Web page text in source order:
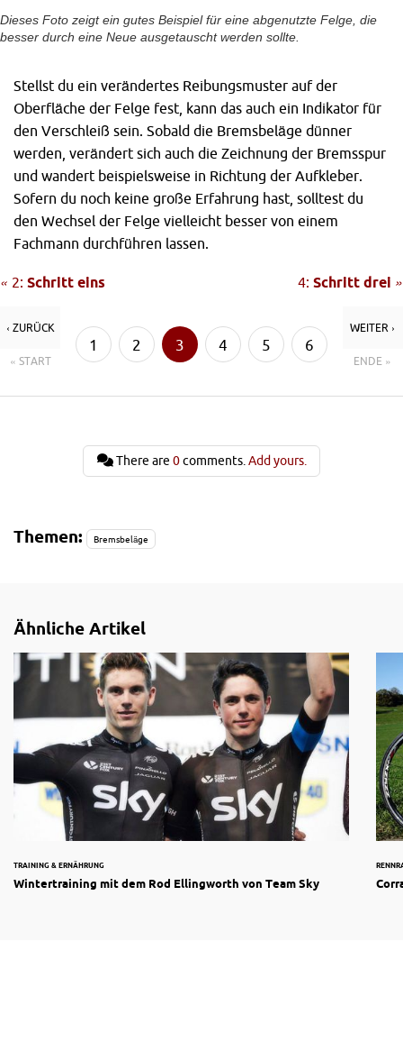
Dieses Foto zeigt ein gutes Beispiel für eine abgenutzte Felge, die
besser durch eine Neue ausgetauscht werden sollte.
Stellst du ein verändertes Reibungsmuster auf der
Oberfläche der Felge fest, kann das auch ein Indikator für
den Verschleiß sein. Sobald die Bremsbeläge dünner
werden, verändert sich auch die Zeichnung der Bremsspur
und wandert beispielsweise in Richtung der Aufkleber.
Sofern du noch keine große Erfahrung hast, solltest du
den Wechsel der Felge vielleicht besser von einem
Fachmann durchführen lassen.
« 2: Schritt eins 4: Schritt drei »
‹ ZURÜCK
« START
1 2 3 4 5 6
WEITER ›
ENDE »
There are 0comments. Add yours.
Themen: Bremsbeläge
Ähnliche Artikel
TRAINING & ERNÄHRUNG
Wintertraining mit dem Rod Ellingworth von Team Sky